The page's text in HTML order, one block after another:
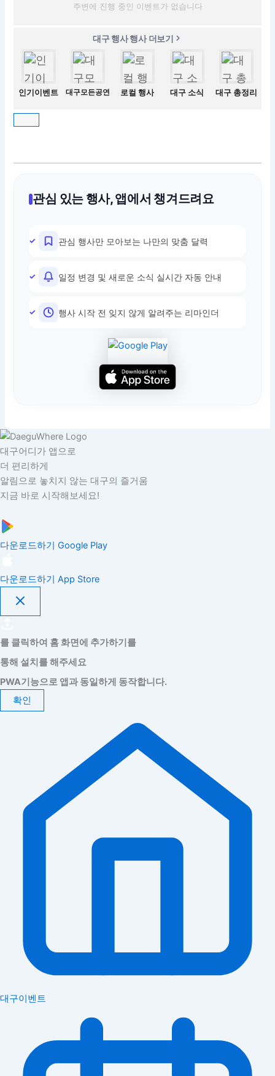
주변에 진행 중인 이벤트가 없습니다
대구 행사 행사 더보기
인기이벤트 대구모든공연 로컬 행사 대구 소식 대구 총정리
관심 있는 행사, 앱에서 챙겨드려요
관심 행사만 모아보는 나만의 맞춤 달력
일정 변경 및 새로운 소식 실시간 자동 안내
행사 시작 전 잊지 않게 알려주는 리마인더
대구어디가 앱으로
더 편리하게
알림으로 놓치지 않는 대구의 즐거움
지금 바로 시작해보세요!
다운로드하기 Google Play
다운로드하기 App Store
를 클릭하여 홈 화면에 추가하기를
통해 설치를 해주세요
PWA기능으로 앱과 동일하게 동작합니다.
확인
대구이벤트